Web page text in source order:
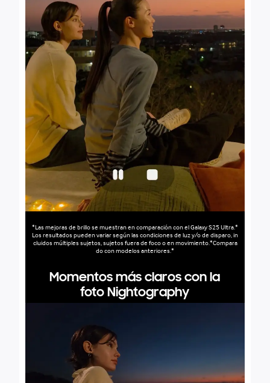
*Las mejoras de brillo se muestran en comparación con el Galaxy S25 Ultra.*
Los resultados pueden variar según las condiciones de luz y/o de disparo, in
cluidos múltiples sujetos, sujetos fuera de foco o en movimiento.*Compara
do con modelos anteriores.*
Momentos más claros con la
foto Nightography